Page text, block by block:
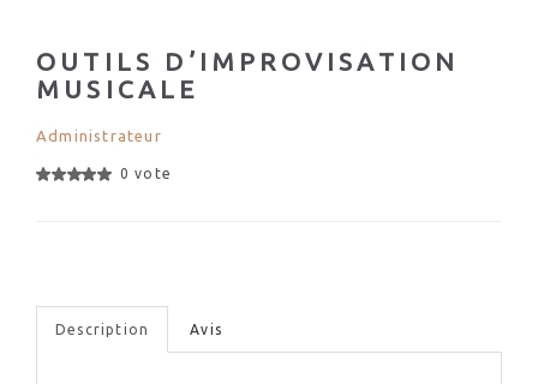
OUTILS D’IMPROVISATION
MUSICALE
Administrateur
0 vote
Description Avis